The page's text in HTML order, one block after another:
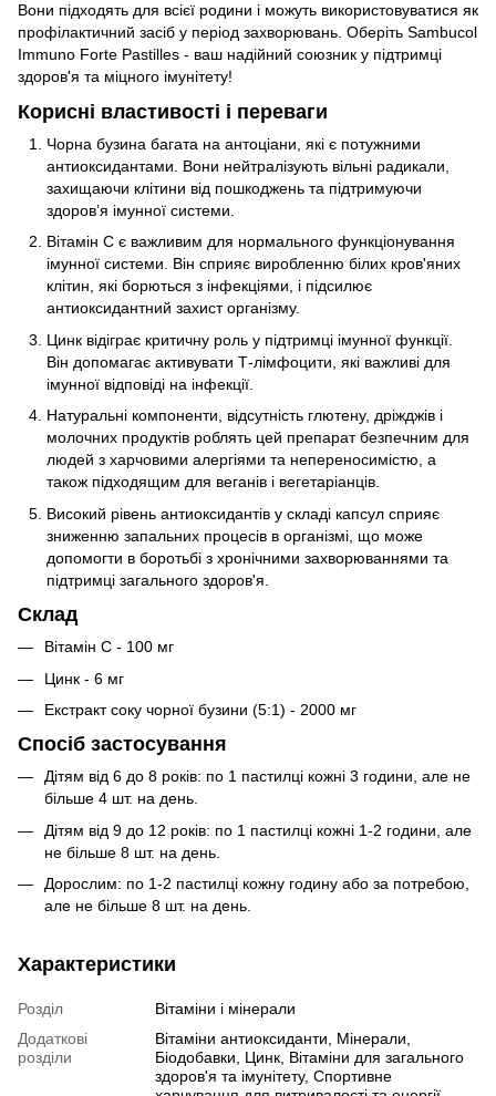
Вони підходять для всієї родини і можуть використовуватися як
профілактичний засіб у період захворювань. Оберіть Sambucol
Immuno Forte Pastilles - ваш надійний союзник у підтримці
здоров'я та міцного імунітету!
Корисні властивості і переваги
Чорна бузина багата на антоціани, які є потужними
антиоксидантами. Вони нейтралізують вільні радикали,
захищаючи клітини від пошкоджень та підтримуючи
здоров’я імунної системи.
Вітамін С є важливим для нормального функціонування
імунної системи. Він сприяє виробленню білих кров'яних
клітин, які борються з інфекціями, і підсилює
антиоксидантний захист організму.
Цинк відіграє критичну роль у підтримці імунної функції.
Він допомагає активувати Т-лімфоцити, які важливі для
імунної відповіді на інфекції.
Натуральні компоненти, відсутність глютену, дріжджів і
молочних продуктів роблять цей препарат безпечним для
людей з харчовими алергіями та непереносимістю, а
також підходящим для веганів і вегетаріанців.
Високий рівень антиоксидантів у складі капсул сприяє
зниженню запальних процесів в організмі, що може
допомогти в боротьбі з хронічними захворюваннями та
підтримці загального здоров'я.
Склад
Вітамін С - 100 мг
Цинк - 6 мг
Екстракт соку чорної бузини (5:1) - 2000 мг
Спосіб застосування
Дітям від 6 до 8 років: по 1 пастилці кожні 3 години, але не
більше 4 шт. на день.
Дітям від 9 до 12 років: по 1 пастилці кожні 1-2 години, але
не більше 8 шт. на день.
Дорослим: по 1-2 пастилці кожну годину або за потребою,
але не більше 8 шт. на день.
Характеристики
Розділ
Вітаміни і мінерали
Додаткові
розділи
Вітаміни антиоксиданти, Мінерали,
Біодобавки, Цинк, Вітаміни для загального
здоров'я та імунітету, Спортивне